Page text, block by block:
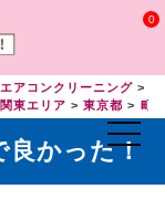
0
エアコンクリーニング
関東エリア 東京都 町
良かった！